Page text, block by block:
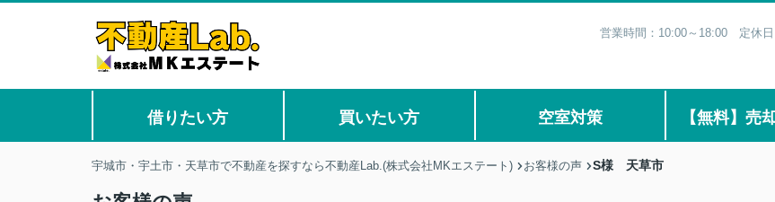
営業時間：10:00～18:00 定休日
借りたい方 買いたい方 空室対策 【無料】売
宇城市・宇土市・天草市で不動産を探すなら不動産Lab.(株式会社MKエステート) お客様の声 S様 天草市